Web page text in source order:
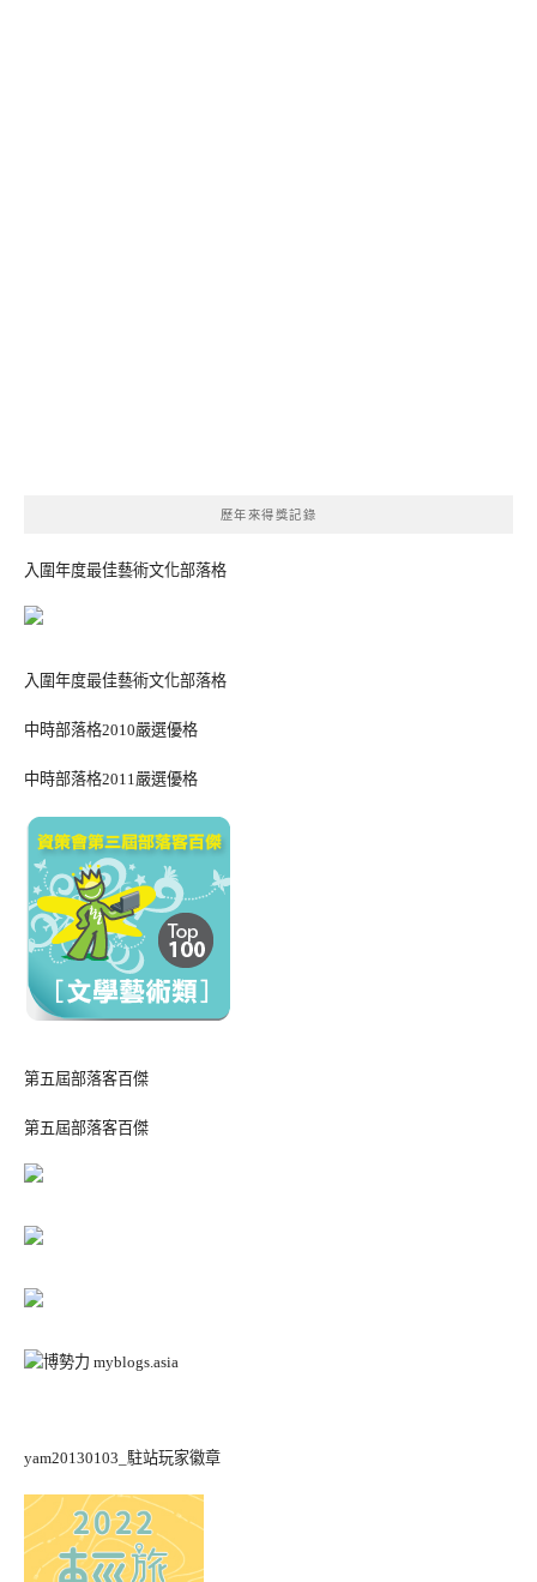
歷年來得獎記錄
入圍年度最佳藝術文化部落格
入圍年度最佳藝術文化部落格
中時部落格2010嚴選優格
中時部落格2011嚴選優格
第五屆部落客百傑
第五屆部落客百傑
yam20130103_駐站玩家徽章